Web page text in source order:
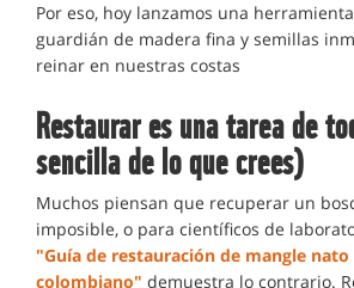
Por eso, hoy lanzamos una
guardián de madera fina y semillas
reinar en nuestras costas
Restaurar es una tarea de
sencilla de lo que crees)
Muchos piensan que recuperar un
imposible, o para científicos de
"Guía de restauración de mangle nato
colombiano" demuestra lo contrario.